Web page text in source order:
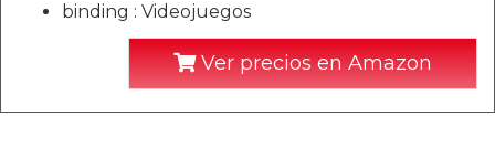
binding : Videojuegos
Ver precios en Amazon